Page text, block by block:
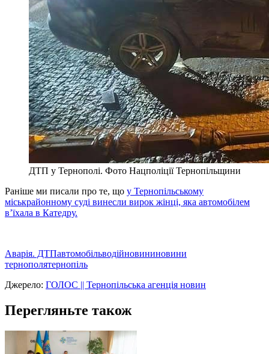
ДТП у Тернополі. Фото Нацполіції Тернопільщини
Раніше ми писали про те, що у Тернопільському
міськрайонному суді винесли вирок жінці, яка автомобілем
в’їхала в Катедру.
Аварія. ДТПавтомобільводійновининовини
тернополятернопіль
Джерело: ГОЛОС || Тернопільська агенція новин
Перегляньте також